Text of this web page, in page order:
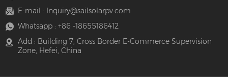
E-mail :
Inquiry@sailsolarpv.com
Whatsapp : +86 -18655186412
Add : Building 7, Cross Border E-Commerce Supervision
Zone, Hefei, China